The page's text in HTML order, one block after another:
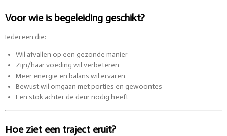
Voor wie is begeleiding geschikt?
Iedereen die:
Wil afvallen op een gezonde manier
Zijn/haar voeding wil verbeteren
Meer energie en balans wil ervaren
Bewust wil omgaan met porties en gewoontes
Een stok achter de deur nodig heeft
Hoe ziet een traject eruit?